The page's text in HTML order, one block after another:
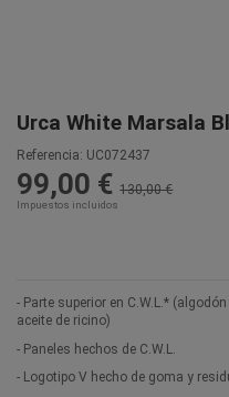
Urca White Marsala
Referencia: UC072437
99,00 € 130,00 €
Impuestos incluidos
- Parte superior en C.W.L.*
aceite de ricino)
- Paneles hechos de C.W.L.
- Logotipo V hecho de goma y